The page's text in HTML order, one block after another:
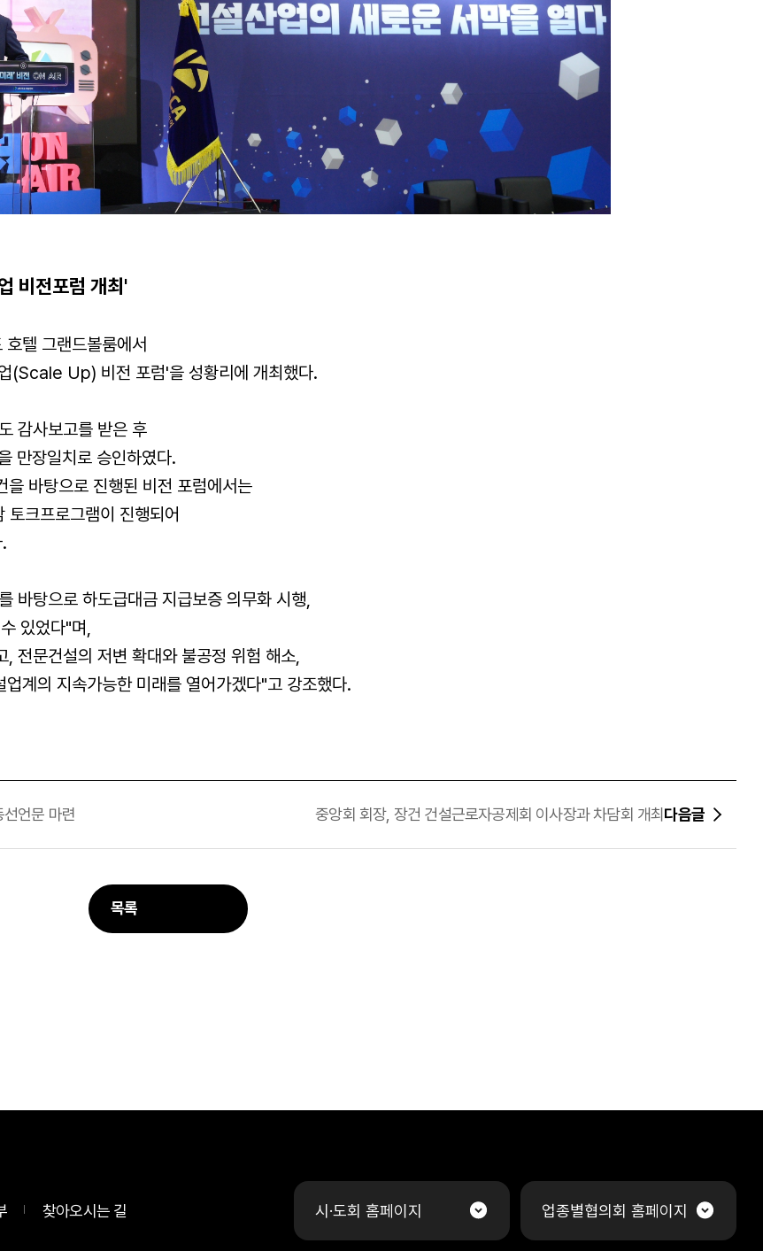
비전포럼 개최'
호텔 그랜드볼룸에서
(Scale Up) 비전 포럼'을 성황리에 개최했다.
감사보고를 받은 후
만장일치로 승인하였다.
바탕으로 진행된 비전 포럼에서는
토크프로그램이 진행되어
.
바탕으로 하도급대금 지급보증 의무화 시행
있었다"며
전문건설의 저변 확대와 불공정 위험 해소
계의 지속가능한 미래를 열어가겠다"고 강조했다.
언문 마련 중앙회 회장, 장건 건설근로자공제회 이사장과 차담회 개최다음글
목록
찾아오시는 길 시·도회 홈페이지 업종별협의회 홈페이지